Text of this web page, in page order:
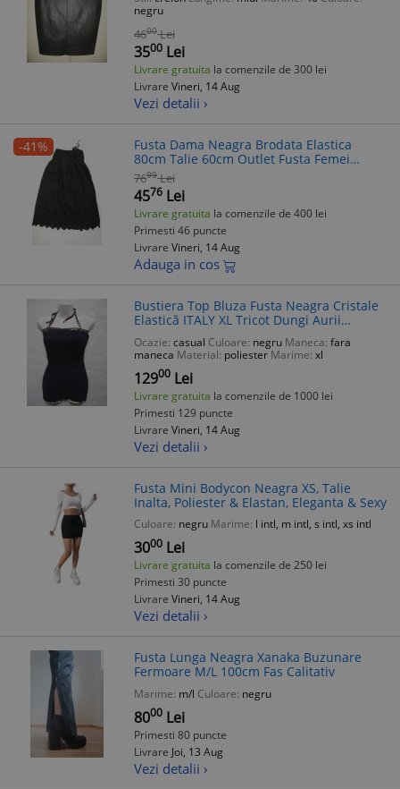
negru
4600 Lei
3500 Lei
Livrare gratuita la comenzile de 300 lei
Livrare Vineri, 14 Aug
Vezi detalii ›
-41%
Fusta Dama Neagra Brodata Elastica
80cm Talie 60cm Outlet Fusta Femei
Casual Boho Chic
7699 Lei
4576 Lei
Livrare gratuita la comenzile de 400 lei
Primesti 46 puncte
Livrare Vineri, 14 Aug
Adauga in cos
Bustiera Top Bluza Fusta Neagra Cristale
Elastică ITALY XL Tricot Dungi Aurii
Versatilă Fashion Club Party Plaja Cadou
Dama
Ocazie: casual Culoare: negru Maneca: fara
maneca Material: poliester Marime: xl
12900 Lei
Livrare gratuita la comenzile de 1000 lei
Primesti 129 puncte
Livrare Vineri, 14 Aug
Vezi detalii ›
Fusta Mini Bodycon Neagra XS, Talie
Inalta, Poliester & Elastan, Eleganta & Sexy
Culoare: negru Marime: l intl, m intl, s intl, xs intl
3000 Lei
Livrare gratuita la comenzile de 250 lei
Primesti 30 puncte
Livrare Vineri, 14 Aug
Vezi detalii ›
Fusta Lunga Neagra Xanaka Buzunare
Fermoare M/L 100cm Fas Calitativ
Marime: m/l Culoare: negru
8000 Lei
Primesti 80 puncte
Livrare Joi, 13 Aug
Vezi detalii ›